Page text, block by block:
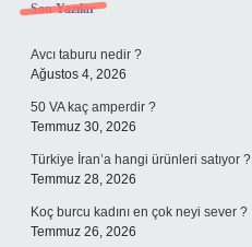
Son Yazılar
Avcı taburu nedir ?
Ağustos 4, 2026
50 VA kaç amperdir ?
Temmuz 30, 2026
Türkiye İran’a hangi ürünleri satıyor ?
Temmuz 28, 2026
Koç burcu kadını en çok neyi sever ?
Temmuz 26, 2026